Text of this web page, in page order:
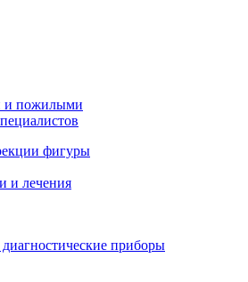
и пожилыми
фигуры
и лечения
приборы